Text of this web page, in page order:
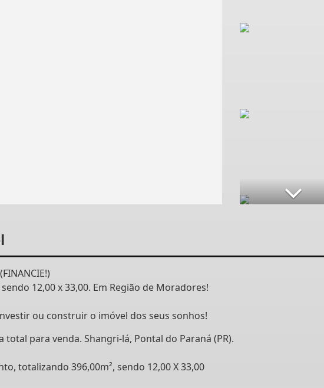
12,00 x 33,00. Em Região de Moradores!
ou construir o imóvel dos seus sonhos!
total para venda. Shangri-lá, Pontal do Paraná (PR).
totalizando 396,00m², sendo 12,00 X 33,00